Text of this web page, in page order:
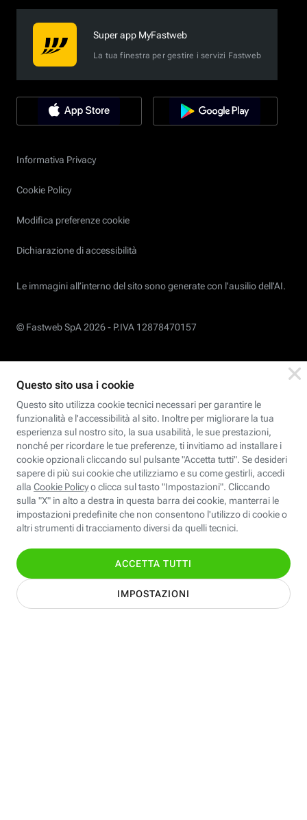
Super app MyFastweb
La tua finestra per gestire i servizi Fastweb
Informativa Privacy
Cookie Policy
Modifica preferenze cookie
Dichiarazione di accessibilità
Le immagini all’interno del sito sono generate con l'ausilio dell'AI.
© Fastweb SpA 2026 - P.IVA 12878470157